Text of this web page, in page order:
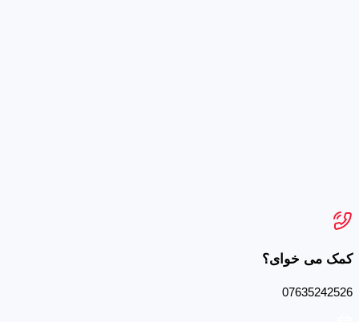
کمک می خوای؟
07635242526